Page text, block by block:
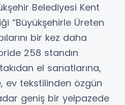
Belediyesi Kent
“Büyükşehirle Üreten
bir kez daha
258 standın
el sanatlarına,
ev tekstilinden özgün
geniş bir yelpazede